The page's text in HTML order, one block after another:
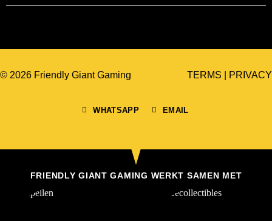
© 2026 Friendly Giant Gaming
WHATSAPP EMAIL
TERMS PRIVACY
FRIENDLY GIANT GAMING WERKT SAMEN MET